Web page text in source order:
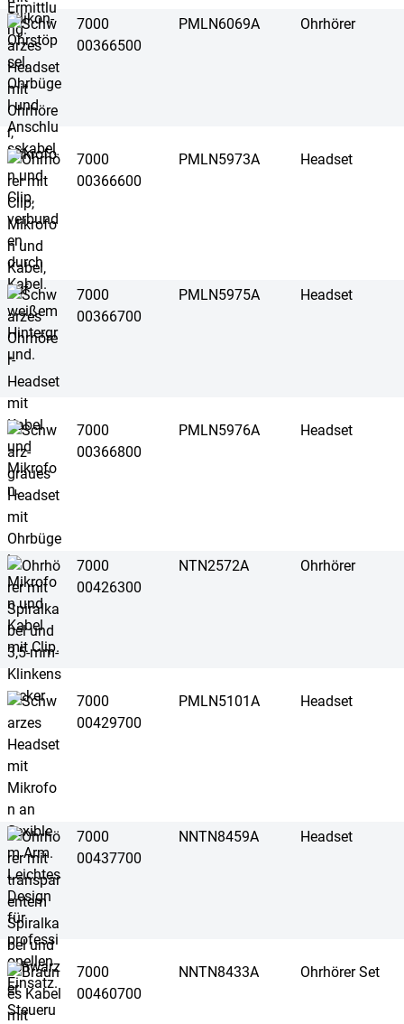
7000
00366500
PMLN6069A Ohrhörer
7000
00366600
PMLN5973A Headset
7000
00366700
PMLN5975A Headset
7000
00366800
PMLN5976A Headset
7000
00426300
NTN2572A Ohrhörer
7000
00429700
PMLN5101A Headset
7000
00437700
NNTN8459A Headset
7000
00460700
NNTN8433A Ohrhörer Set